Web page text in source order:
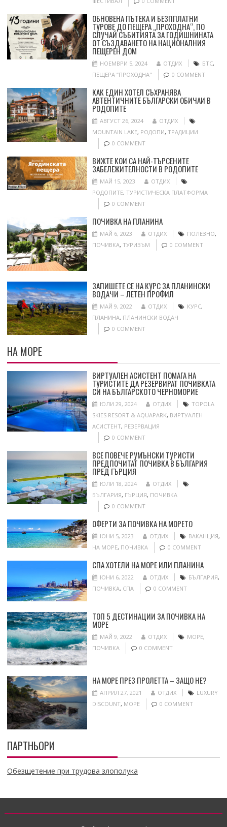
ОБНОВЕНА ПЪТЕКА И БЕЗППЛАТНИ
ТУРОВЕ ДО ПЕЩЕРА „ПРОХОДНА“, ПО
СЛУЧАЙ СЪБИТИЯТА ЗА ГОДИШНИНАТА
ОТ СЪЗДАВАНЕТО НА НАЦИОНАЛНИЯ
ПЕЩЕРЕН ДОМ
НОЕМВРИ 5, 2024 ОТДИХ БТС,
ПЕЩЕРА “ПРОХОДНА"
0 COMMENT
КАК ЕДИН ХОТЕЛ СЪХРАНЯВА
АВТЕНТИЧНИТЕ БЪЛГАРСКИ ОБИЧАИ В
РОДОПИТЕ
АВГУСТ 26, 2024
ОТДИХ
MOUNTAIN LAKE, РОДОПИ, ТРАДИЦИИ
0 COMMENT
ВИЖТЕ КОИ СА НАЙ-ТЪРСЕНИТЕ
ЗАБЕЛЕЖИТЕЛНОСТИ В РОДОПИТЕ
МАЙ 15, 2023
ОТДИХ
РОДОПИТЕ, ТУРИСТИЧЕСКА ПЛАТФОРМА
0 COMMENT
ПОЧИВКА НА ПЛАНИНА
МАЙ 6, 2023 ОТДИХ ПОЛЕЗНО,
ПОЧИВКА, ТУРИЗЪМ 0 COMMENT
ЗАПИШЕТЕ СЕ НА КУРС ЗА ПЛАНИНСКИ
ВОДАЧИ – ЛЕТЕН ПРОФИЛ
МАЙ 9, 2022 ОТДИХ КУРС,
ПЛАНИНА, ПЛАНИНСКИ ВОДАЧ
0 COMMENT
НА МОРЕ
ВИРТУАЛЕН АСИСТЕНТ ПОМАГА НА
ТУРИСТИТЕ ДА РЕЗЕРВИРАТ ПОЧИВКАТА
СИ НА БЪЛГАРСКОТО ЧЕРНОМОРИЕ
ЮЛИ 29, 2024 ОТДИХ
TOPOLA
SKIES RESORT & AQUAPARK, ВИРТУАЛЕН
АСИСТЕНТ, РЕЗЕРВАЦИЯ
0 COMMENT
ВСЕ ПОВЕЧЕ РУМЪНСКИ ТУРИСТИ
ПРЕДПОЧИТАТ ПОЧИВКА В БЪЛГАРИЯ
ПРЕД ГЪРЦИЯ
ЮЛИ 18, 2024
ОТДИХ
БЪЛГАРИЯ, ГЪРЦИЯ, ПОЧИВКА
0 COMMENT
ОФЕРТИ ЗА ПОЧИВКА НА МОРЕТО
ЮНИ 5, 2023 ОТДИХ ВАКАНЦИЯ,
НА МОРЕ, ПОЧИВКА 0 COMMENT
СПА ХОТЕЛИ НА МОРЕ ИЛИ ПЛАНИНА
ЮНИ 6, 2022 ОТДИХ БЪЛГАРИЯ,
ПОЧИВКА, СПА 0 COMMENT
ТОП 5 ДЕСТИНАЦИИ ЗА ПОЧИВКА НА
МОРЕ
МАЙ 9, 2022 ОТДИХ МОРЕ,
ПОЧИВКА
0 COMMENT
НА МОРЕ ПРЕЗ ПРОЛЕТТА – ЗАЩО НЕ?
АПРИЛ 27, 2021 ОТДИХ
LUXURY
DISCOUNT, МОРЕ 0 COMMENT
ПАРТНЬОРИ
Обезщетение при трудова злополука